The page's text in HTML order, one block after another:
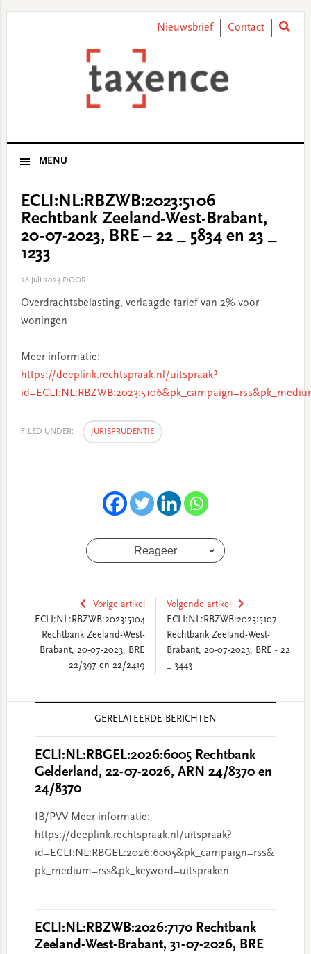
Nieuwsbrief Contact
MENU
ECLI:NL:RBZWB:2023:5106
Rechtbank Zeeland-West-Brabant,
20-07-2023, BRE – 22 _ 5834 en 23 _
1233
28 juli 2023DOOR
Overdrachtsbelasting, verlaagde tarief van 2% voor
woningen
Meer informatie:
https://deeplink.rechtspraak.nl/uitspraak?
FILED UNDER: JURISPRUDENTIE
Reageer
Vorige artikel
ECLI:NL:RBZWB:2023:5104
Rechtbank Zeeland-West-
Brabant, 20-07-2023, BRE
22/397 en 22/2419
Volgende artikel
ECLI:NL:RBZWB:2023:5107
Rechtbank Zeeland-West-
Brabant, 20-07-2023, BRE - 22
_ 3443
GERELATEERDE BERICHTEN
ECLI:NL:RBGEL:2026:6005 Rechtbank
Gelderland, 22-07-2026, ARN 24/8370 en
24/8370
IB/PVV Meer informatie:
https://deeplink.rechtspraak.nl/uitspraak?
id=ECLI:NL:RBGEL:2026:6005&pk_campaign=rss&
pk_medium=rss&pk_keyword=uitspraken
ECLI:NL:RBZWB:2026:7170 Rechtbank
Zeeland-West-Brabant, 31-07-2026, BRE